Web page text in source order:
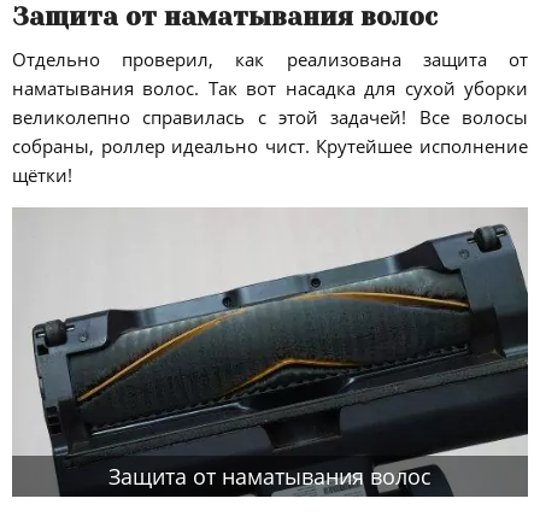
Защита от наматывания волос
Отдельно проверил, как реализована защита от
наматывания волос. Так вот насадка для сухой уборки
великолепно справилась с этой задачей! Все волосы
собраны, роллер идеально чист. Крутейшее исполнение
щётки!
Защита от наматывания волос